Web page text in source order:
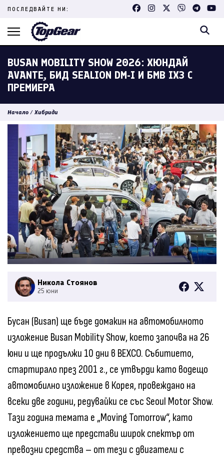
Skip
content
ПОСЛЕДВАЙТЕ НИ:
BUSAN MOBILITY SHOW 2026: ХЮНДАЙ
AVANTE, БИД SEALION DM-I И БМВ IX3 С
ПРЕМИЕРА
Начало / Хибриди
Никола Стоянов
25 юни
Бусан (Busan) ще бъде домакин на автомобилното
изложение Busan Mobility Show, което започва на 26
юни и ще продължи 10 дни в BEXCO. Събитието,
стартирало през 2001 г., се утвърди като водещо
автомобилно изложение в Корея, провеждано на
всеки две години, редувайки се със Seoul Motor Show.
Тази година темата е „Moving Tomorrow“, като
изложението ще представи широк спектър от
превозни средства – от тези с двигатели с